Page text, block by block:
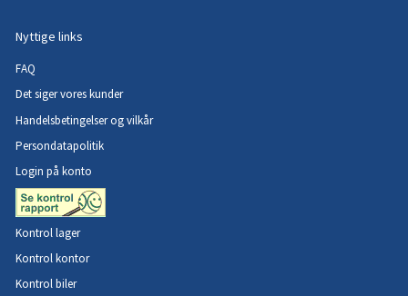
Nyttige links
FAQ
Det siger vores kunder
Handelsbetingelser og vilkår
Persondatapolitik
Login på konto
Kontrol lager
Kontrol kontor
Kontrol biler